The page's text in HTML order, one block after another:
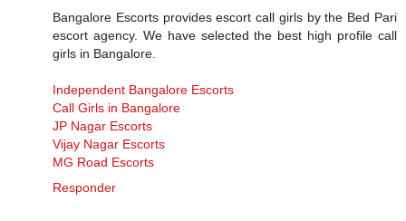
Bangalore Escorts provides escort call girls by the Bed Pari
escort agency. We have selected the best high profile call
girls in Bangalore.
Independent Bangalore Escorts
Call Girls in Bangalore
JP Nagar Escorts
Vijay Nagar Escorts
MG Road Escorts
Responder